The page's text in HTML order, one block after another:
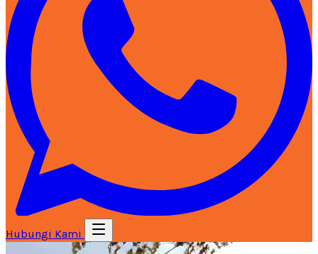
Hubungi Kami